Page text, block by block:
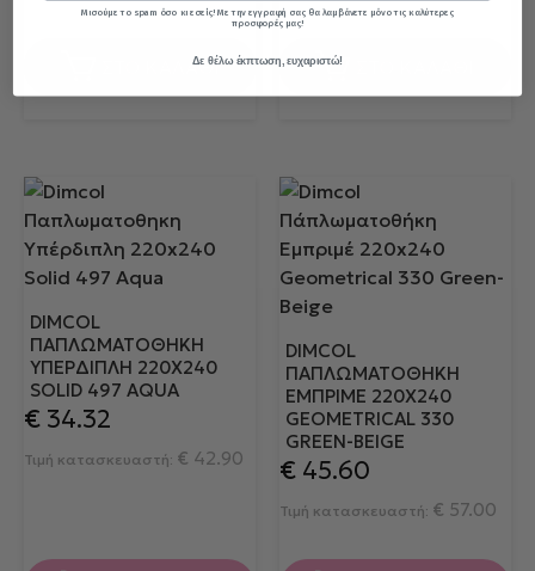
ΣΤΟ ΚΑΛΑΘΙ
DIMCOL
ΠΑΠΛΩΜΑΤΟΘΗΚΗ
ΥΠΈΡΔΙΠΛΗ 220X240
SOLID 497 AQUA
€ 34.32
Τιμή κατασκευαστή: € 42.90
DIMCOL
ΠΆΠΛΩΜΑΤΟΘΉΚΗ
ΕΜΠΡΙΜΈ 220X240
GEOMETRICAL 330
GREEN-BEIGE
€45.60
Τιμή κατασκευαστή: € 57.00
Μισούμε το spam όσο κι εσείς! Με την εγγραφή σας θα λαμβάνετε μόνο τις καλύτερες
προσφορές μας!
Δε θέλω έκπτωση, ευχαριστώ!